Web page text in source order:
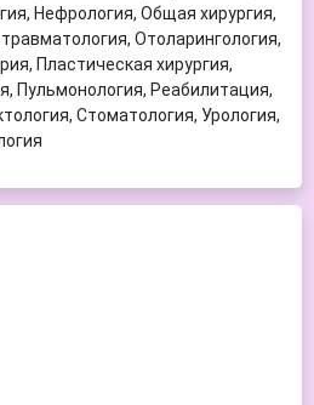
Нефрология, Общая хирургия,
Отоларингология,
Пластическая хирургия,
Пульмонология, Реабилитация,
Стоматология, Урология,